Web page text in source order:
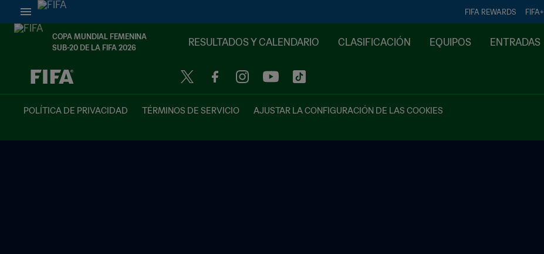
FIFA REWARDS FIFA+
COPA MUNDIAL FEMENINA
SUB-20 DE LA FIFA 2026
RESULTADOS Y CALENDARIO CLASIFICACIÓN EQUIPOS ENTRADAS
{equipoLocal} - {equipoVisitante}
POLÍTICA DE PRIVACIDAD TÉRMINOS DE SERVICIO AJUSTAR LA CONFIGURACIÓN DE LAS COOKIES